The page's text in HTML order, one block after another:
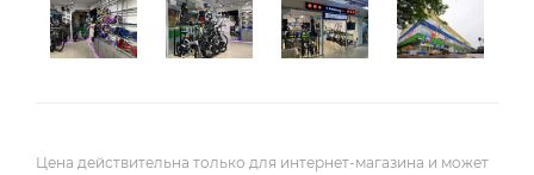
Цена действительна только для интернет-магазина и может